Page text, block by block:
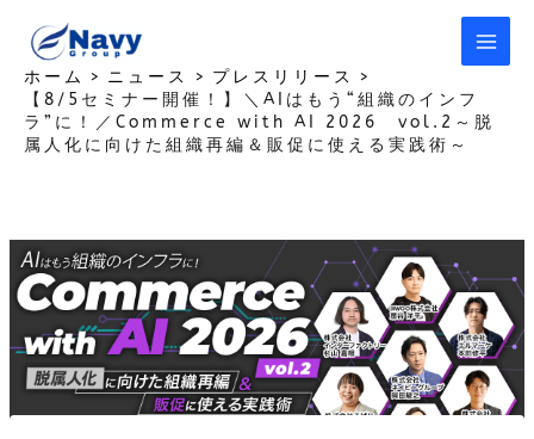
ホーム ニュース
プレスリリース
【8/5セミナー開催！】＼AIはもう“組織のインフ
ラ”に！／Commerce with AI 2026 vol.2～脱
属人化に向けた組織再編＆販促に使える実践術～